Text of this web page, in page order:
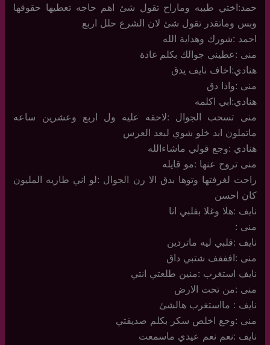
حمد:اختي طيبه وماراح تقول شئ اهم حاجه تعطيها حقوقها
وبس وماتقدر تقول شئ لان الشرع حلل اربع
احمد :شورك وهداية الله
منى :عطيني جوالك بكلم غادة
هنادي:اخاف نايف يدق
منى :واذا دق
هنادي:ابي اكلمه
منى تسحب الجوال :لاحقه عليه ول اربع وعشرين ساعه
ماتملون ابد خلو شوي لبعد العرس
هنادي :وجع قولي ماشاءالله
منى تروح عنها :مو قايله
راحت لغرفتها وتوها بدق الا رن الجوال :لو اني طاريه المليون
كان احسن
نايف :هلا وغلا بقلبي انا
منى :
نايف :قلبي ليه ماتردين
منى :افففف شتبي داق
نايف استغرب :منين طلعتي انتي
منى :من تحت الارض
نايف : مااستغرب هالشئ
منى :وجع اخلص سكر بكلم صديقتي
نايف :نعم نعم عيدي ماسمعت